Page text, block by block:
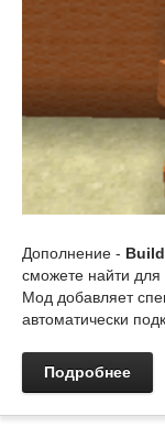
Дополнение -
сможете найти для
Мод добавляет
автоматически
Подробнее